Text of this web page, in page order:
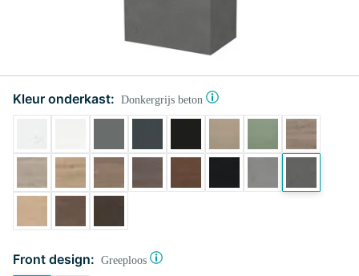
Kleur onderkast: Donkergrijs beton
Front design: Greeploos